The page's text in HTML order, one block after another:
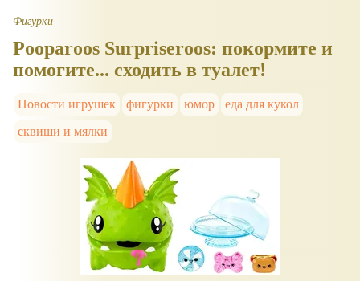
Фигурки
Pooparoos Surpriseroos: покормите и
помогите... сходить в туалет!
Новости игрушек фигурки юмор
еда для кукол
сквиши и мялки